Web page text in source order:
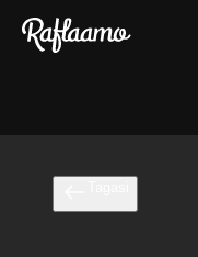
Liigu peamise sisu juurde